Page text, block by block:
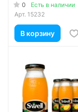
0
Есть в наличии
Арт. 15232
В корзину